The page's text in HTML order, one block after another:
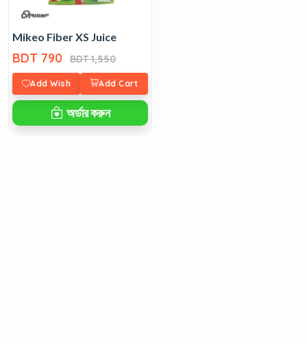
Mikeo Fiber XS Juice
BDT 790 BDT 1,550
Add Wish Add Cart
অর্ডার করুন